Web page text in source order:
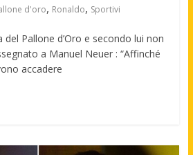
d'oro, Ronaldo, Sportivi
Pallone d’Oro e secondo lui non
a Manuel Neuer : “Affinché
accadere